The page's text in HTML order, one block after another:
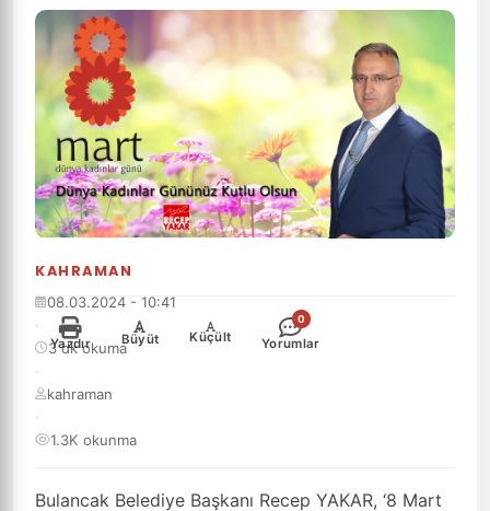
KAHRAMAN
Bulancak Belediye Başkanı Recep YAKAR, ‘8 Mart
08.03.2024 - 10:41
·
3 dk okuma
·
kahraman
·
1.3K okunma
Yazdır
+
Büyüt
-
Küçült
0
Yorumlar